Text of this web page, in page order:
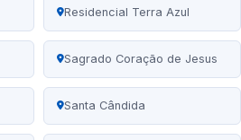
Residencial Terra Azul
Sagrado Coração de Jesus
Santa Cândida